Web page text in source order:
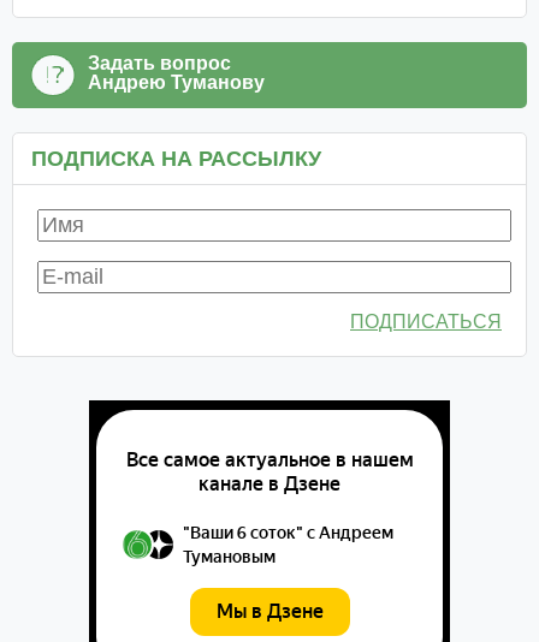
Задать вопрос
Андрею Туманову
ПОДПИСКА НА РАССЫЛКУ
ПОДПИСАТЬСЯ